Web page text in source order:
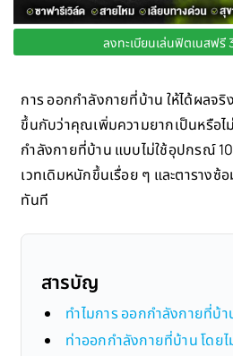
ลงทะเบียนเล่นฟิตเนสฟรี
การ ออกกำลังกายที่บ้าน ให้ได้ผลจ
ขึ้นกับว่าคุณเพิ่มความยากเป็นหรือไ
กำลังกายที่บ้าน แบบไม่ใช้อุปกรณ์
เวทเดิมหนักขึ้นเรื่อย ๆ และตารางซ้
ทันที
สารบัญ
ทำไมการ ออกกำลังกายที่บ้
ท่าออกกำลังกายที่บ้าน โดย